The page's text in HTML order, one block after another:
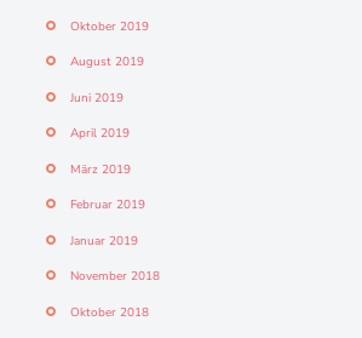
Oktober 2019
August 2019
Juni 2019
April 2019
März 2019
Februar 2019
Januar 2019
November 2018
Oktober 2018